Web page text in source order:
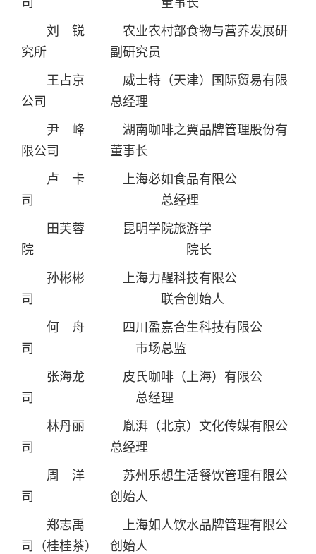
司 董事长
刘 锐 农业农村部食物与营养发展研
究所 副研究员
王占京 威士特（天津）国际贸易有限
公司 总经理
尹 峰 湖南咖啡之翼品牌管理股份有
限公司 董事长
卢 卡 上海必如食品有限公
司 总经理
田芙蓉 昆明学院旅游学
院 院长
孙彬彬 上海力醒科技有限公
司 联合创始人
何 舟 四川盈嘉合生科技有限公
司 市场总监
张海龙 皮氏咖啡（上海）有限公
司 总经理
林丹丽 胤湃（北京）文化传媒有限公
司 总经理
周 洋 苏州乐想生活餐饮管理有限公
司 创始人
郑志禹 上海如人饮水品牌管理有限公
司（桂桂茶） 创始人